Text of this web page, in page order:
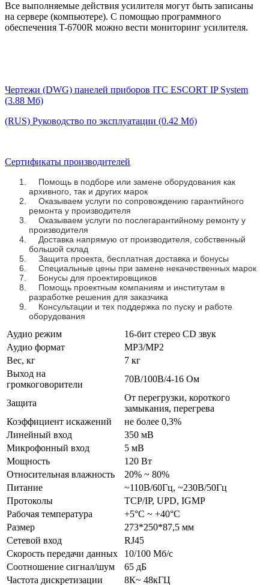
Все выполняемые действия усилителя могут быть записаны
на сервере (компьютере). С помощью программного
обеспечения T-6700R можно вести мониторинг усилителя.
Чертежи (DWG) панелей приборов ITC ESCORT IP System
(3.88 Мб)
(RUS) Руководство по эксплуатации (0.42 Мб)
Сертификаты производителей
Помощь в подборе или замене оборудования как
архивного, так и других марок
Оказываем услуги по сопровождению гарантийного
ремонта у производителя
Оказываем услуги по послегарантийному ремонту у
производителя
Доставка напрямую от производителя, собственный
большой склад
Защита проекта, бесплатная доставка и бонусы
Специальные цены при замене некачественных марок
Бонусы для проектировщиков
Помощь проектным компаниям и институтам в
разработке решения для заказчика
Консультации и тех поддержка по пуску и работе
оборудования
Аудио режим
16-бит стерео CD звук
Аудио формат
MP3/MP2
Вес, кг
7 кг
Выход на
громкоговорители
70В/100В/4-16 Ом
Защита
От перегрузки, короткого
замыкания, перегрева
Коэффициент искажений
не более 0,3%
Линейный вход
350 мВ
Микрофонный вход
5 мВ
Мощность
120 Вт
Относительная влажность
20% ~ 80%
Питание
~110В/60Гц, ~230В/50Гц
Протоколы
TCP/IP, UPD, IGMP
Рабочая температура
+5°С ~ +40°С
Размер
273*250*87,5 мм
Сетевой вход
RJ45
Скорость передачи данных
10/100 Мб/с
Соотношение сигнал/шум
65 дБ
Частота дискретизации
8К~ 48кГЦ